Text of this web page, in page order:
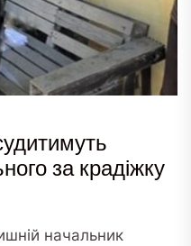
за крадіжку
начальник